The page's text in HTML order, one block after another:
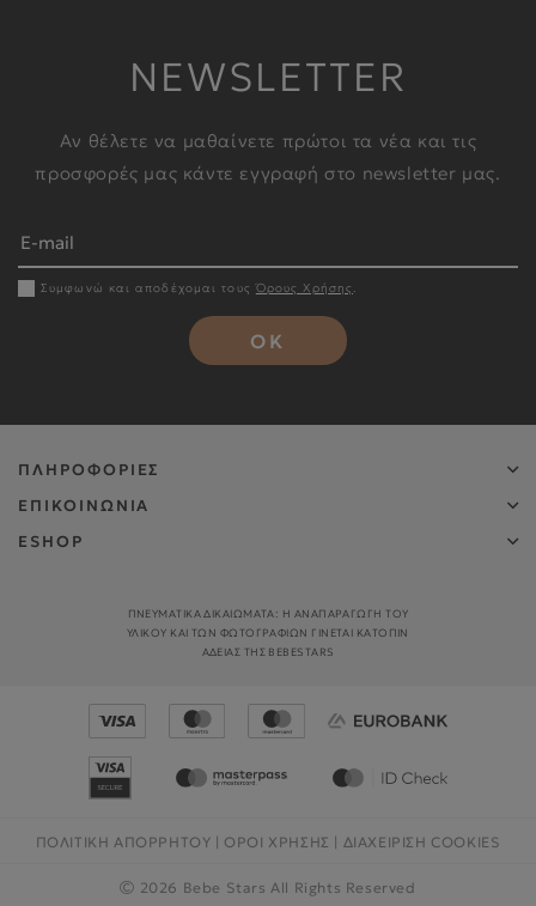
NEWSLETTER
Αν θέλετε να μαθαίνετε πρώτοι τα νέα και τις
προσφορές μας κάντε εγγραφή στο newsletter μας.
Συμφωνώ και αποδέχομαι τουςΌρους Χρήσης .
OK
ΠΛΗΡΟΦΟΡΙΕΣ
ΕΠΙΚΟΙΝΩΝΙΑ
ESHOP
ΠΝΕΥΜΑΤΙΚΑ ΔΙΚΑΙΩΜΑΤΑ: Η ΑΝΑΠΑΡΑΓΩΓΉ ΤΟΥ
ΥΛΙΚΟΎ ΚΑΙ ΤΩΝ ΦΩΤΟΓΡΑΦΙΏΝ ΓΊΝΕΤΑΙ ΚΑΤΌΠΙΝ
ΑΔΕΊΑΣ ΤΗΣ BEBESTARS
2026 Bebe Stars All Rights Reserved
ΠΟΛΙΤΙΚΗ ΑΠΟΡΡΗΤΟΥ ΟΡΟΙ ΧΡΗΣΗΣ ΔΙΑΧΕΊΡΙΣΗ COOKIES